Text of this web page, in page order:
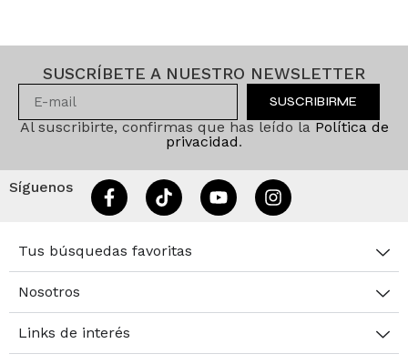
SUSCRÍBETE A NUESTRO NEWSLETTER
SUSCRIBIRME
Al suscribirte, confirmas que has leído la Política de
privacidad.
Síguenos
Tus búsquedas favoritas
Nosotros
Links de interés